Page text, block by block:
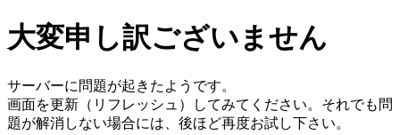
大変申し訳ございません
サーバーに問題が起きたようです。
画面を更新（リフレッシュ）してみてください。それでも問
題が解消しない場合には、後ほど再度お試し下さい。